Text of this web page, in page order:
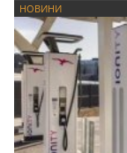
НОВИНИ